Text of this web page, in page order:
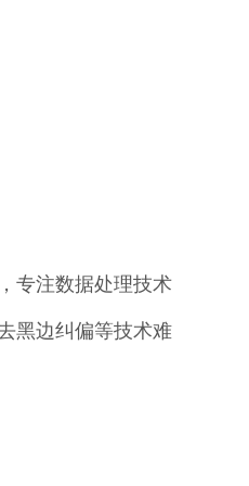
专注数据处理技术
黑边纠偏等技术难